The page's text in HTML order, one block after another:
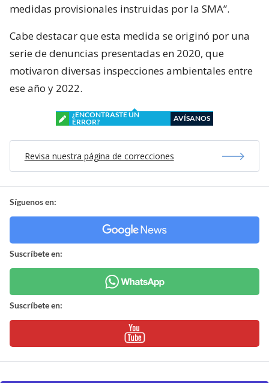
medidas provisionales instruidas por la SMA”.
Cabe destacar que esta medida se originó por una
serie de denuncias presentadas en 2020, que
motivaron diversas inspecciones ambientales entre
ese año y 2022.
¿ENCONTRASTE UN
ERROR?
AVÍSANOS
Revisa nuestra página de correcciones
Síguenos en:
Suscríbete en:
Suscríbete en: